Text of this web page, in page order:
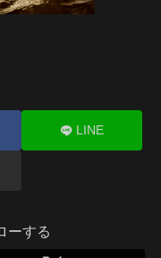
LINE
ーする